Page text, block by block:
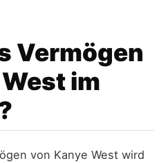
Vermögen
im
von Kanye West wird